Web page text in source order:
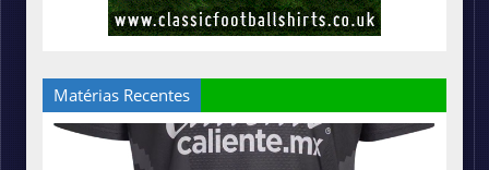
Matérias Recentes